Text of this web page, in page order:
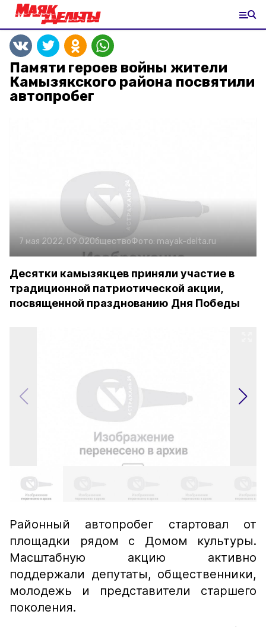
Памяти героев войны жители
Камызякского района посвятили
автопробег
7 мая 2022, 09:02ОбществоФото: mayak-delta.ru
Десятки камызякцев приняли участие в
традиционной патриотической акции,
посвященной празднованию Дня Победы
Районный автопробег стартовал от
площадки рядом с Домом культуры.
Масштабную акцию активно
поддержали депутаты, общественники,
молодежь и представители старшего
поколения.